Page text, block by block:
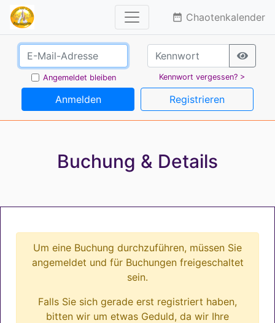
date_range Chaotenkalender
Angemeldet bleiben Kennwort vergessen? >
Anmelden Registrieren
Buchung & Details
Um eine Buchung durchzuführen, müssen Sie
angemeldet und für Buchungen freigeschaltet
sein.
Falls Sie sich gerade erst registriert haben,
bitten wir um etwas Geduld, da wir Ihre